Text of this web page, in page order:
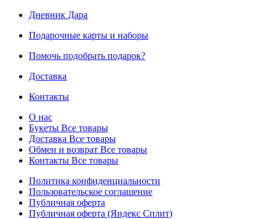
Дневник Дара
Подарочные карты и наборы
Помочь подобрать подарок?
Доставка
Контакты
О нас
Букеты Все товары
Доставка Все товары
Обмен и возврат Все товары
Контакты Все товары
Политика конфиденциальности
Пользовательское соглашение
Публичная оферта
Публичная оферта (Яндекс Сплит)